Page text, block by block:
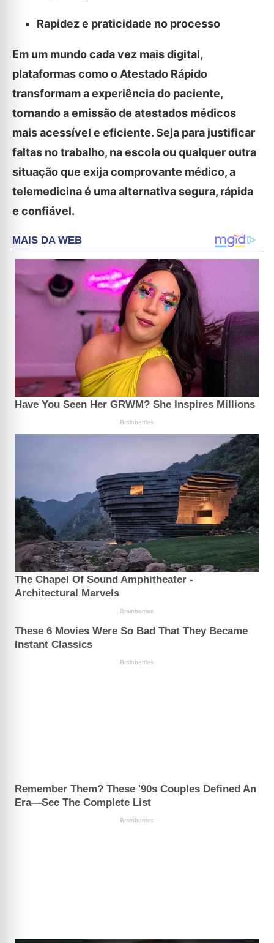
Rapidez e praticidade no processo
Em um mundo cada vez mais digital,
plataformas como o Atestado Rápido
transformam a experiência do paciente,
tornando a emissão de atestados médicos
mais acessível e eficiente. Seja para justificar
faltas no trabalho, na escola ou qualquer outra
situação que exija comprovante médico, a
telemedicina é uma alternativa segura, rápida
e confiável.